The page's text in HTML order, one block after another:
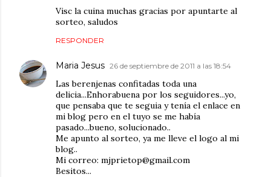
Visc la cuina muchas gracias por apuntarte al
sorteo, saludos
RESPONDER
Maria Jesus 26 de septiembre de 2011 a las 18:54
Las berenjenas confitadas toda una
delicia...Enhorabuena por los seguidores...yo,
que pensaba que te seguia y tenía el enlace en
mi blog pero en el tuyo se me había
pasado...bueno, solucionado..
Me apunto al sorteo, ya me lleve el logo al mi
blog..
Mi correo: mjprietop@gmail.com
Besitos...